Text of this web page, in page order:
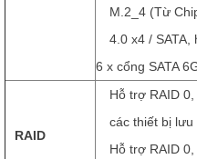
M.2_4 (Từ
4.0 x4 / SATA,
6 x cổng SATA
RAID
Hỗ trợ RAID
các thiết bị lưu
Hỗ trợ RAID